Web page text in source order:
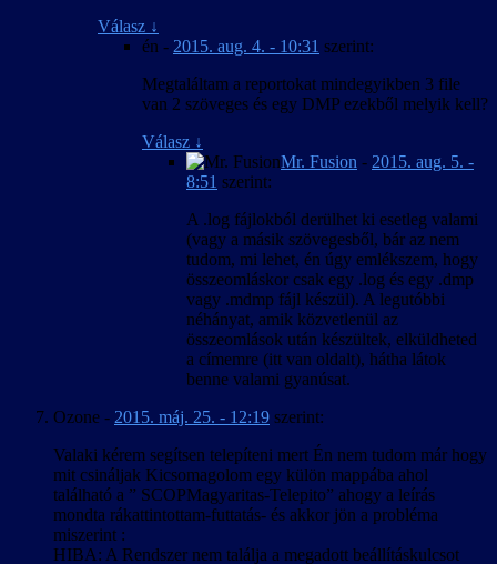
Válasz ↓
én - 2015. aug. 4. - 10:31 szerint:
Megtaláltam a reportokat mindegyikben 3 file
van 2 szöveges és egy DMP ezekből melyik kell?
Válasz ↓
Mr. Fusion - 2015. aug. 5. -
8:51 szerint:
A .log fájlokból derülhet ki esetleg valami
(vagy a másik szövegesből, bár az nem
tudom, mi lehet, én úgy emlékszem, hogy
összeomláskor csak egy .log és egy .dmp
vagy .mdmp fájl készül). A legutóbbi
néhányat, amik közvetlenül az
összeomlások után készültek, elküldheted
a címemre (itt van oldalt), hátha látok
benne valami gyanúsat.
Ozone - 2015. máj. 25. - 12:19 szerint:
Valaki kérem segítsen telepíteni mert Én nem tudom már hogy
mit csináljak Kicsomagolom egy külön mappába ahol
található a ” SCOPMagyaritas-Telepito” ahogy a leírás
mondta rákattintottam-futtatás- és akkor jön a probléma
miszerint :
HIBA: A Rendszer nem találja a megadott beállításkulcsot